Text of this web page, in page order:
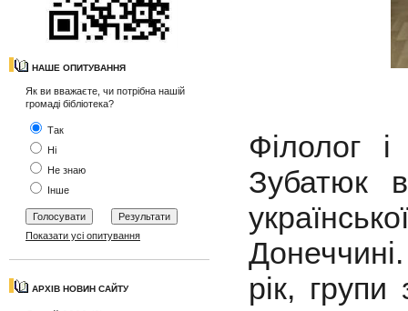
НАШЕ ОПИТУВАННЯ
Як ви вважаєте, чи потрібна нашій
громаді бібліотека?
Так
Ні
Не знаю
Інше
Показати усі опитування
АРХІВ НОВИН САЙТУ
Філолог
Зубатюк
рік,